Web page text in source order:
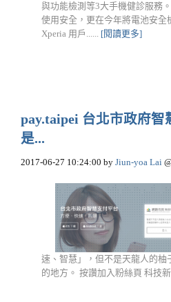
與功能檢測等3大手機健診服務
使用安全，更在今年將電池安全
Xperia 用戶...... [閱讀更多]
pay.taipei 台北市政府智
是...
2017-06-27 10:24:00 by Jiun-yoa Lai
速、智慧」，但不是天龍人的
的地方。 按讚加入粉絲頁 科技新